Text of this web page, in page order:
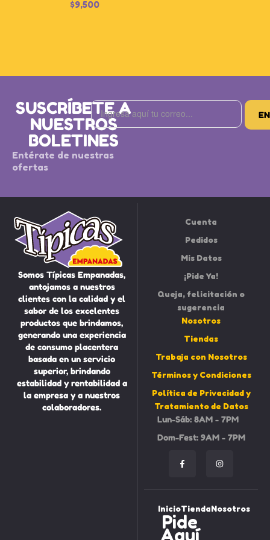
$9,500
SUSCRÍBETE A
NUESTROS
BOLETINES
Entérate de nuestras
ofertas
Somos Típicas Empanadas,
antojamos a nuestros
clientes con la calidad y el
sabor de los excelentes
productos que brindamos,
generando una experiencia
de consumo placentera
basada en un servicio
superior, brindando
estabilidad y rentabilidad a
la empresa y a nuestros
colaboradores.
Cuenta
Pedidos
Mis Datos
¡Pide Ya!
Queja, felicitación o
sugerencia
Nosotros
Tiendas
Trabaja con Nosotros
Términos y Condiciones
Política de Privacidad y
Tratamiento de Datos
Lun-Sáb: 8AM - 7PM
Dom-Fest: 9AM - 7PM
InicioTiendaNosotros
Pide
Aquí